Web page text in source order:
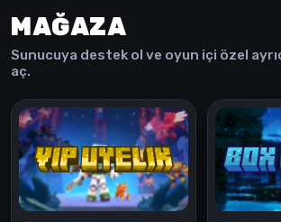
MAĞAZA
Sunucuya destek ol ve oyun içi özel
aç.